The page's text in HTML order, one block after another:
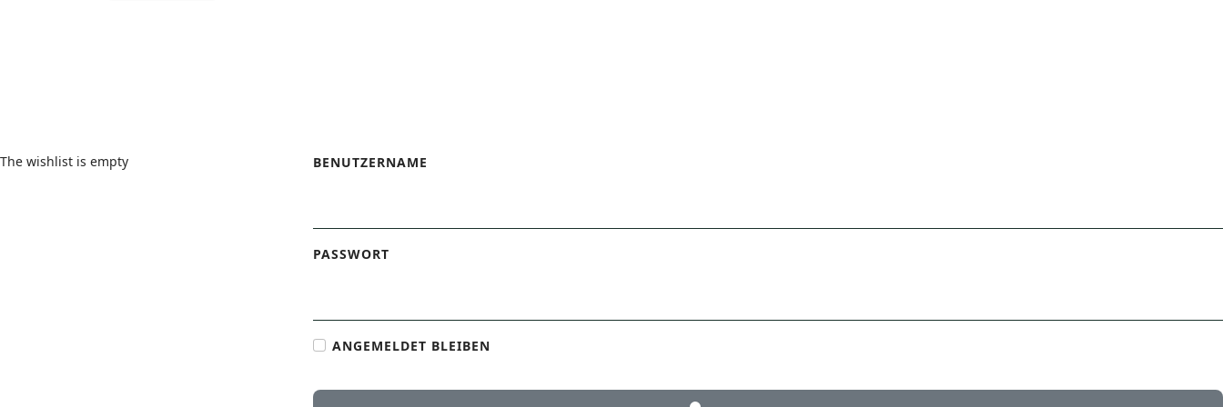
The wishlist is empty BENUTZERNAME
PASSWORT
ANGEMELDET BLEIBEN